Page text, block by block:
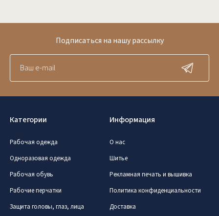
Категории
Рабочая одежда
Одноразовая одежда
Рабочая обувь
Рабочие перчатки
Защита головы, глаз, лица
Информация
О нас
Шитье
Рекламная печать и вышивка
Политика конфиденциальности
Доставка
Подписаться на нашу рассылку